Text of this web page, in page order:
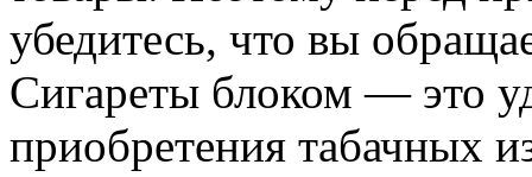
убедитесь, что вы
Сигареты блоком — это
приобретения табачных